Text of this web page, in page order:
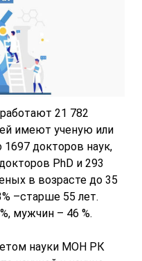
21 782
имеют ученую или
докторов наук,
PhD и 293
в возрасте до 35
–старше 55 лет.
мужчин – 46 %.
науки МОН РК